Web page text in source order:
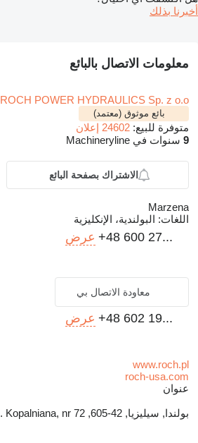
أخبرنا بذلك
معلومات الاتصال بالبائع
ROCH POWER HYDRAULICS Sp. z o.o.
بائع موثوق (معتمد)
متوفرة للبيع: 24602 إعلان
9 سنوات في Machineryline
الاشتراك بصفحة البائع
Marzena
اللغات: البولندية، الإنكليزية
+48 600 27... عرض
معاودة الاتصال بي
+48 602 19... عرض
www.roch.pl
roch-usa.com
عنوان
بولندا, سيليزيا, 42-605, Tarnowskie Góry, ul. Kopalniana, nr 72